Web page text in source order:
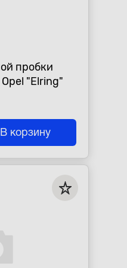
пробки
"Elring"
В корзину